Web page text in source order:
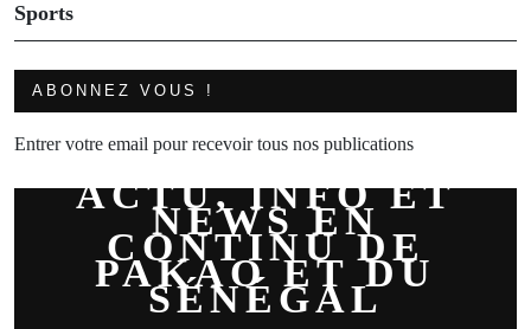
Sports
ABONNEZ VOUS !
Entrer votre email pour recevoir tous nos publications
ACTU, INFO ET
NEWS EN
CONTINU DE
PAKAO ET DU
SÉNÉGAL